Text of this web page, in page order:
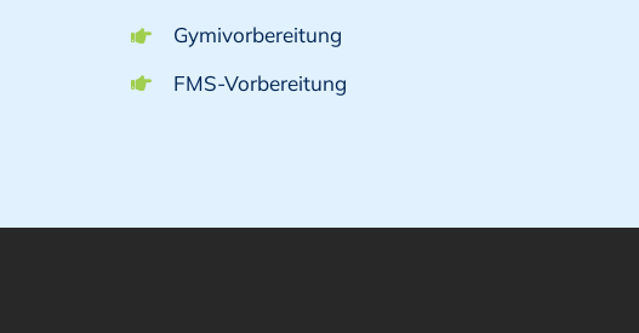
Gymivorbereitung
FMS-Vorbereitung